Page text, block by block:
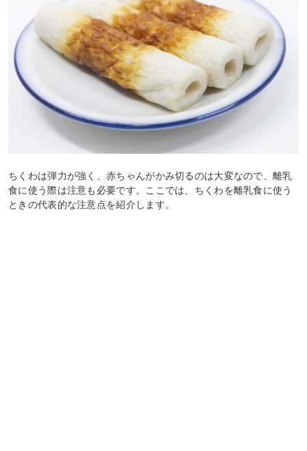
ちくわは弾力が強く、赤ちゃんがかみ切るのは大変なので、離乳
食に使う際は注意も必要です。ここでは、ちくわを離乳食に使う
ときの代表的な注意点を紹介します。